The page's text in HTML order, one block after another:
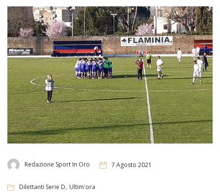
Redazione Sport In Oro 7 Agosto 2021
Dilettanti Serie D, Ultim'ora